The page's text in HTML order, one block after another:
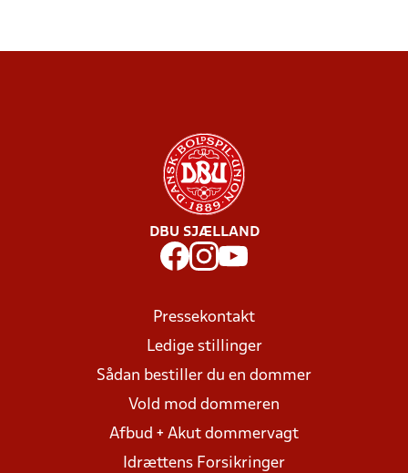
DBU SJÆLLAND
Pressekontakt
Ledige stillinger
Sådan bestiller du en dommer
Vold mod dommeren
Afbud + Akut dommervagt
Idrættens Forsikringer